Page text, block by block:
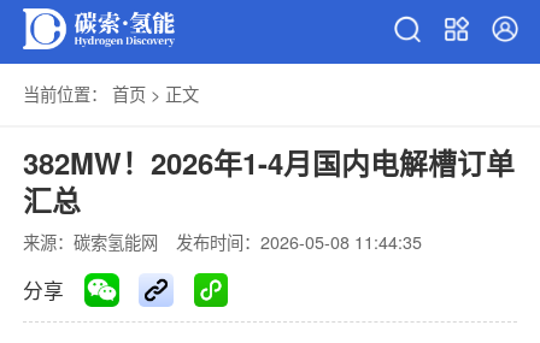
当前位置：首页 > 正文
382MW！2026年1-4月国内电解槽订单
汇总
来源：碳索氢能网 发布时间：2026-05-08 11:44:35
分享